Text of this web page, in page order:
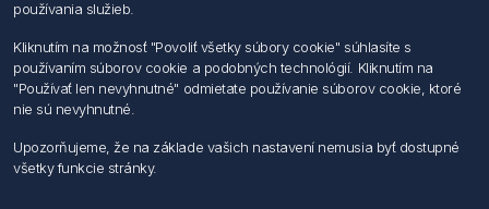
Môj účet
Môj účet
Objednávky
Adresy
používania služieb.
Kliknutím na možnosť "Povoliť všetky súbory cookie" súhlasíte s
používaním súborov cookie a podobných technológií. Kliknutím na
"Používať len nevyhnutné" odmietate používanie súborov cookie, ktoré
nie sú nevyhnutné.
Upozorňujeme, že na základe vašich nastavení nemusia byť dostupné
všetky funkcie stránky.